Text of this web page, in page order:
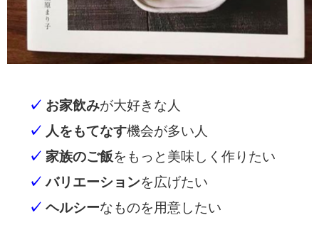
✓ お家飲みが大好きな人
✓ 人をもてなす機会が多い人
✓ 家族のご飯をもっと美味しく作りたい
✓ バリエーションを広げたい
✓ ヘルシーなものを用意したい